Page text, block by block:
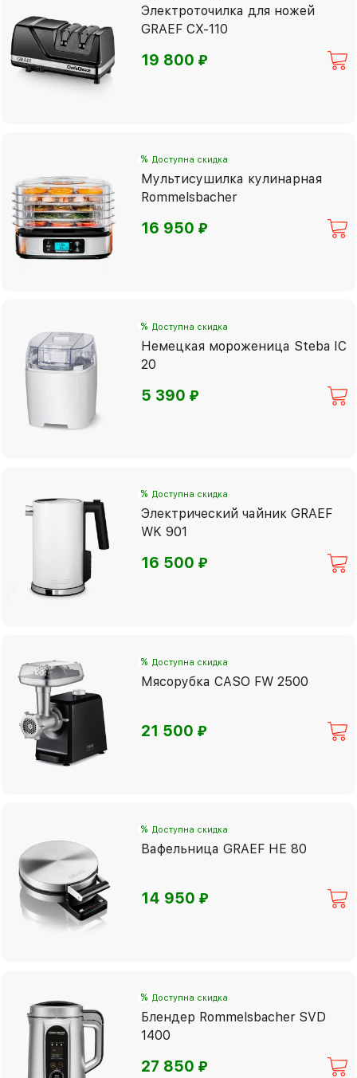
Электроточилка для ножей
GRAEF CX-110
19 800⃏
% Доступна скидка
Мультисушилка кулинарная
Rommelsbacher
16 950⃏
% Доступна скидка
Немецкая мороженица Steba IC
20
5 390⃏
% Доступна скидка
Электрический чайник GRAEF
WK 901
16 500⃏
% Доступна скидка
Мясорубка CASO FW 2500
21 500⃏
% Доступна скидка
Вафельница GRAEF HE 80
14 950⃏
% Доступна скидка
Блендер Rommelsbacher SVD
1400
27 850⃏